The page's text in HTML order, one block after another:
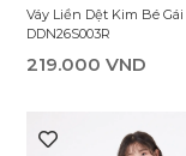
Váy Liền Dệt Kim Bé Gái
DDN26S003R
219.000 VND